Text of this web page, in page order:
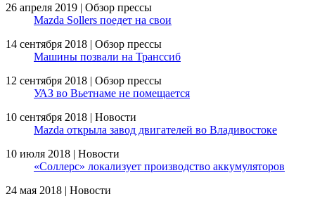
26 апреля 2019 | Обзор прессы
Mazda Sollers поедет на свои
14 сентября 2018 | Обзор прессы
Машины позвали на Транссиб
12 сентября 2018 | Обзор прессы
УАЗ во Вьетнаме не помещается
10 сентября 2018 | Новости
Mazda открыла завод двигателей во Владивостоке
10 июля 2018 | Новости
«Соллерс» локализует производство аккумуляторов
24 мая 2018 | Новости